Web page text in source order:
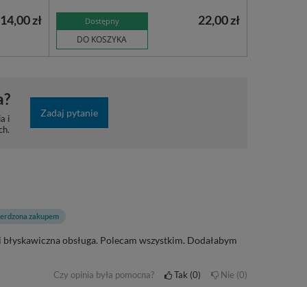
14,00 zł Dostępny
DO KOSZYKA
22,00 zł
i
Zadaj pytanie
zakupem
obsługa. Polecam wszystkim. Dodałabym
Czy opinia była pomocna? Tak 0 Nie 0